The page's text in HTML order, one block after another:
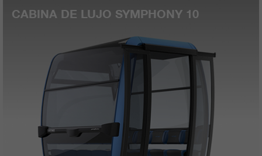
CABINA DE LUJO SYMPHONY 10